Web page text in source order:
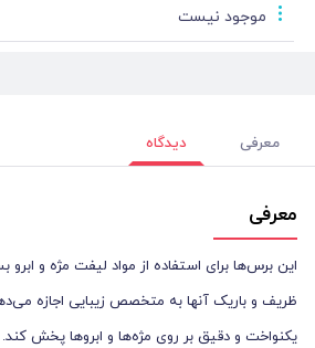
موجود نیست
معرفی دیدگاه
معرفی
این برس‌ها برای استفاده از مواد لیفت مژه و
ظریف و باریک آنها به متخصص زیبایی اجازه
یکنواخت و دقیق بر روی مژه‌ها و ابروها پخش کند.